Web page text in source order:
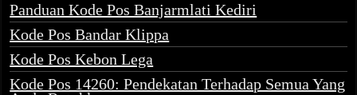
Panduan Kode Pos Banjarmlati Kediri
Kode Pos Bandar Klippa
Kode Pos Kebon Lega
Kode Pos 14260: Pendekatan Terhadap Semua Yang